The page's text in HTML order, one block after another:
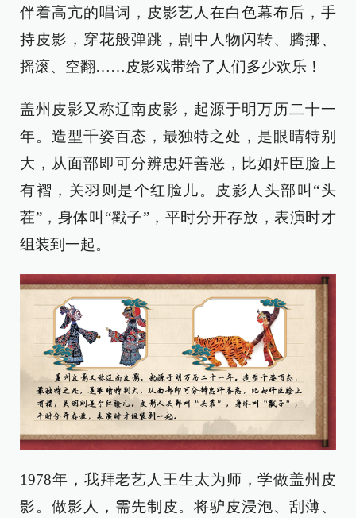
伴着高亢的唱词，皮影艺人在白色幕布后，手
持皮影，穿花般弹跳，剧中人物闪转、腾挪、
摇滚、空翻……皮影戏带给了人们多少欢乐！
盖州皮影又称辽南皮影，起源于明万历二十一
年。造型千姿百态，最独特之处，是眼睛特别
大，从面部即可分辨忠奸善恶，比如奸臣脸上
有褶，关羽则是个红脸儿。皮影人头部叫“头
茬”，身体叫“戳子”，平时分开存放，表演时才
组装到一起。
1978年，我拜老艺人王生太为师，学做盖州皮
影。做影人，需先制皮。将驴皮浸泡、刮薄、